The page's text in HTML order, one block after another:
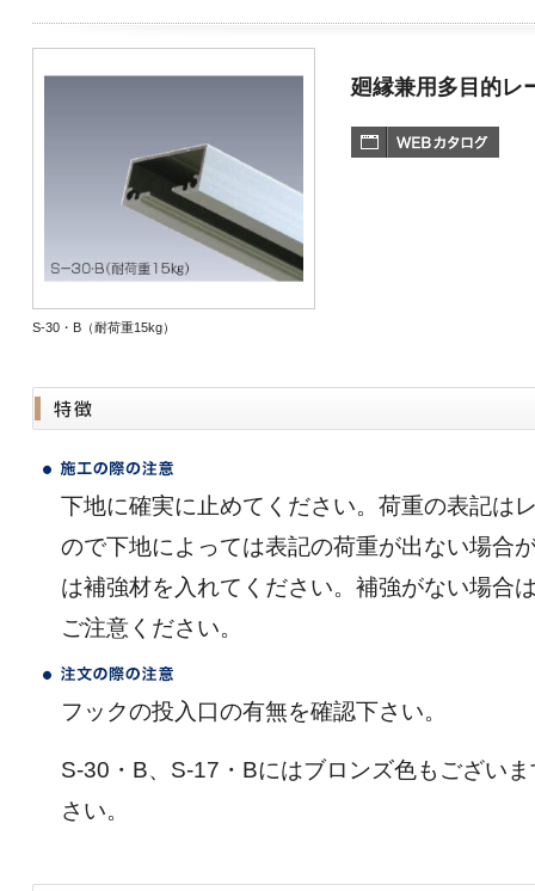
S-30・B（耐荷重15kg）
廻縁兼用多目的レ
下地に確実に止めてください。荷重の表記は
ので下地によっては表記の荷重が出ない場合
は補強材を入れてください。補強がない場合
ご注意ください。
フックの投入口の有無を確認下さい。
S-30・B、S-17・Bにはブロンズ色もござい
さい。